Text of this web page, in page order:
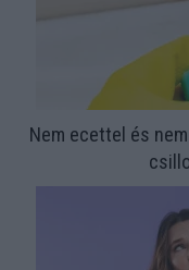
Nem ecettel és